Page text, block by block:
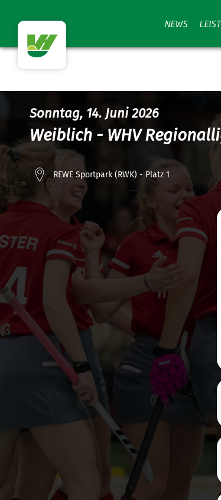
NEWS
Sonntag, 14. Juni 2026
Weiblich - WHV
REWE Sportpark (RWK) - Platz 1